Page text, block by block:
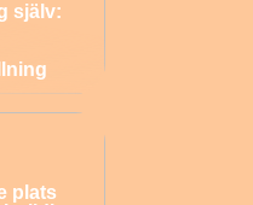
själv:
plats